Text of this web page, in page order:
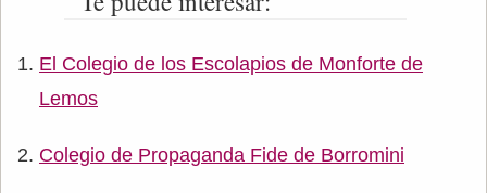
El Colegio de los Escolapios de Monforte de
Lemos
Colegio de Propaganda Fide de Borromini